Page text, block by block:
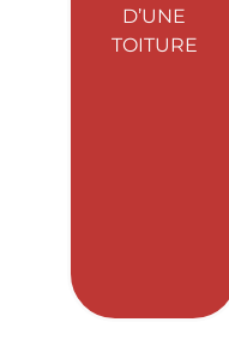
D’UNE
TOITURE